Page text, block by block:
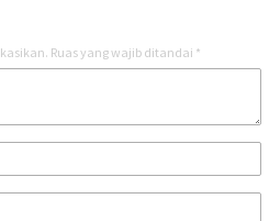
Ruas yang wajib ditandai *